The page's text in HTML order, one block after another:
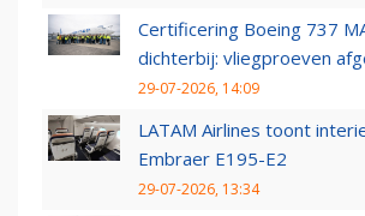
Certificering Boeing 737
dichterbij: vliegproeven
29-07-2026, 14:09
LATAM Airlines toont
Embraer E195-E2
29-07-2026, 13:34